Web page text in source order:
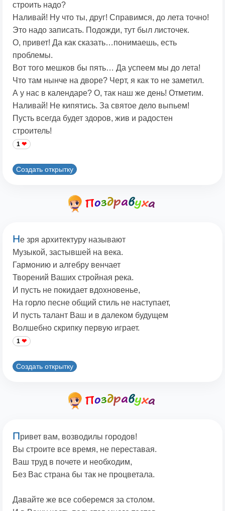
строить надо?
Наливай! Ну что ты, друг! Справимся, до лета точно!
Это надо записать. Подожди, тут был листочек.
О, привет! Да как сказать…понимаешь, есть
проблемы.
Вот того мешков бы пять… Да успеем мы до лета!
Что там нынче на дворе? Черт, я как то не заметил.
А у нас в календаре? О, так наш же день! Отметим.
Наливай! Не кипятись. За святое дело выпьем!
Пусть всегда будет здоров, жив и радостен
строитель!
1
Создать открытку
Не зря архитектуру называют
Музыкой, застывшей на века.
Гармонию и алгебру венчает
Творений Ваших стройная река.
И пусть не покидает вдохновенье,
На горло песне общий стиль не наступает,
И пусть талант Ваш и в далеком будущем
Волшебно скрипку первую играет.
1
Создать открытку
Привет вам, возводилы городов!
Вы строите все время, не переставая.
Ваш труд в почете и необходим,
Без Вас страна бы так не процветала.
Давайте же все соберемся за столом.